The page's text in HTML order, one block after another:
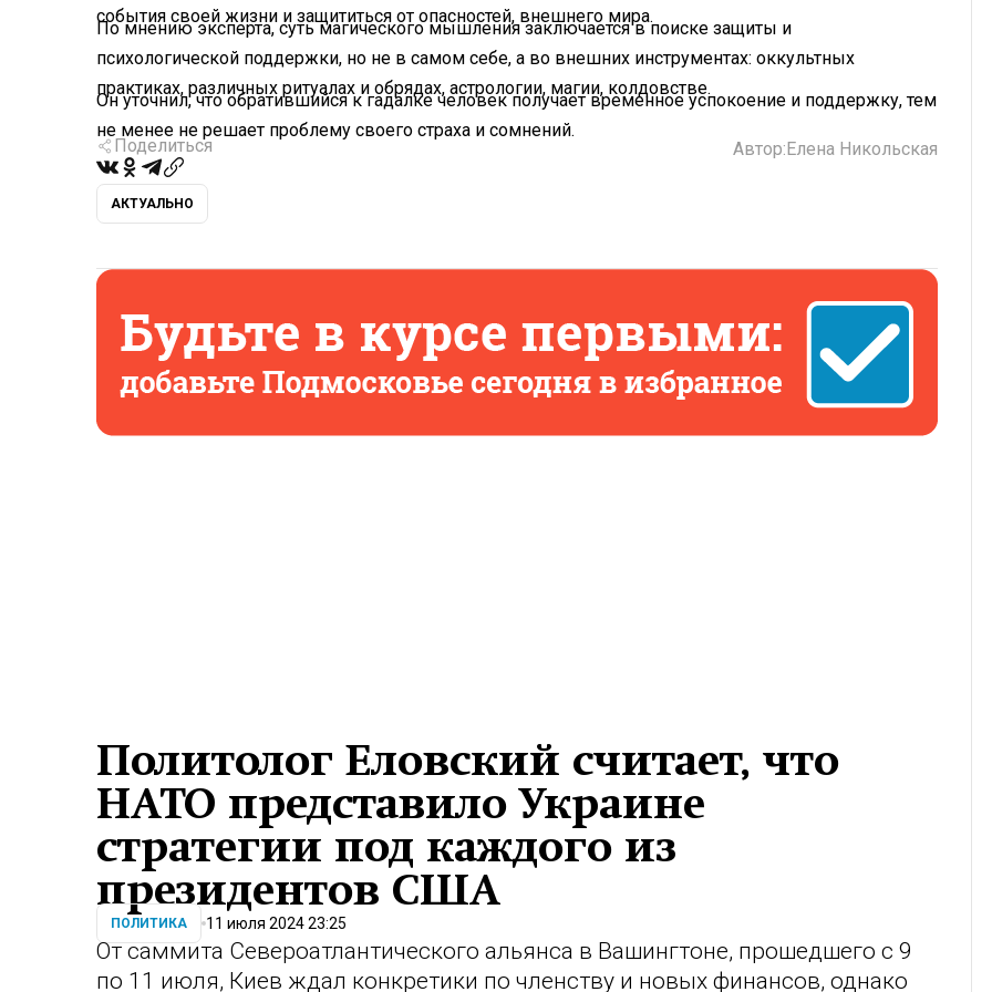
события своей жизни и защититься от опасностей, внешнего мира.
По мнению эксперта, суть магического мышления заключается в поиске защиты и
психологической поддержки, но не в самом себе, а во внешних инструментах: оккультных
практиках, различных ритуалах и обрядах, астрологии, магии, колдовстве.
Он уточнил, что обратившийся к гадалке человек получает временное успокоение и поддержку, тем
не менее не решает проблему своего страха и сомнений.
Поделиться Автор:Елена Никольская
АКТУАЛЬНО
Политолог Еловский считает, что
НАТО представило Украине
стратегии под каждого из
президентов США
ПОЛИТИКА 11 июля 2024 23:25
От саммита Североатлантического альянса в Вашингтоне, прошедшего с 9
по 11 июля, Киев ждал конкретики по членству и новых финансов, однако